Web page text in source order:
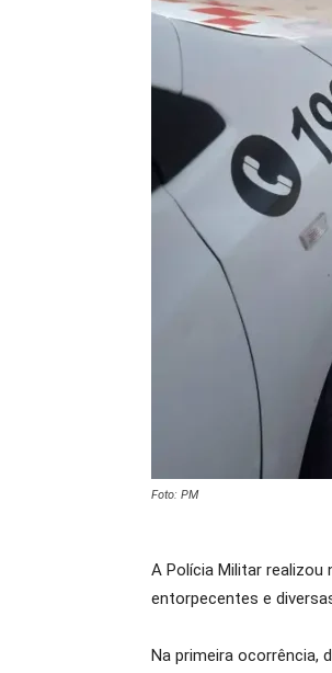
Foto: PM
A Polícia Militar
entorpecentes e
Na primeira ocorrência,